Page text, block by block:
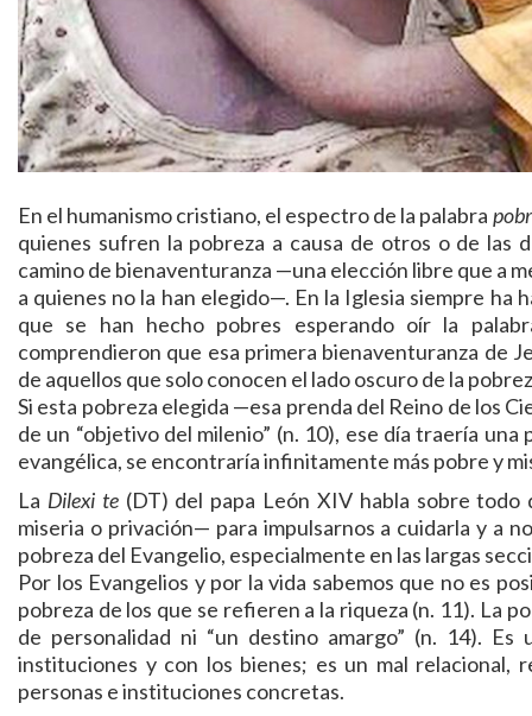
En el humanismo cristiano, el espectro de la palabra
quienes sufren la pobreza a causa de otros o de las
camino de bienaventuranza —una elección libre que a
a quienes no la han elegido—. En la Iglesia siempre ha
que se han hecho pobres esperando oír la
comprendieron que esa primera bienaventuranza de
de aquellos que solo conocen el lado oscuro de la
Si esta pobreza elegida —esa prenda del Reino de los
de un “objetivo del milenio” (n. 10), ese día traería
evangélica, se encontraría infinitamente más pobre y
La Dilexi te(DT) del papa León XIV habla sobre todo
miseria o privación— para impulsarnos a cuidarla y a
pobreza del Evangelio, especialmente en las largas
Por los Evangelios y por la vida sabemos que no es
pobreza de los que se refieren a la riqueza (n. 11). La
de personalidad ni “un destino amargo” (n. 14).
instituciones y con los bienes; es un mal relacional,
personas e instituciones concretas.